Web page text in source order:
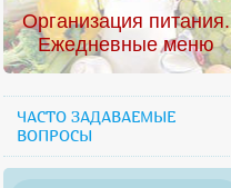
Организация питания.
Ежедневные меню
ЧАСТО ЗАДАВАЕМЫЕ
ВОПРОСЫ